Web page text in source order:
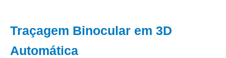
Traçagem Binocular em 3D
Automática